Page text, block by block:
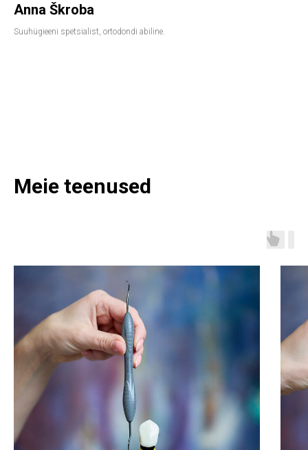
Anna Škroba
Suuhügieeni spetsialist, ortodondi abiline.
Meie teenused